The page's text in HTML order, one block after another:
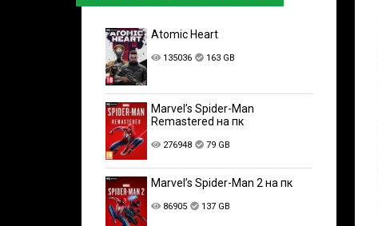
Atomic Heart
135036 163 GB
Marvel’s Spider-Man
Remastered на пк
276948 79 GB
Marvel’s Spider-Man 2 на пк
86905 137 GB